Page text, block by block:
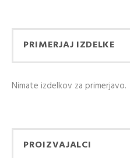
PRIMERJAJ IZDELKE
Nimate izdelkov za primerjavo.
PROIZVAJALCI